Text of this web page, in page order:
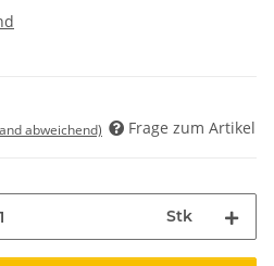
abweichend) Frage zum Artikel
Stk